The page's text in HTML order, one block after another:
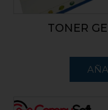
TONER